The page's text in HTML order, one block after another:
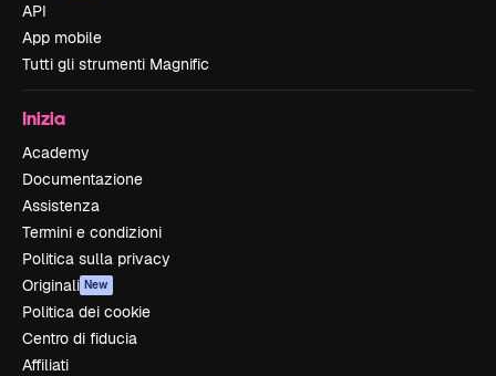
API
App mobile
Tutti gli strumenti Magnific
Inizia
Academy
Documentazione
Assistenza
Termini e condizioni
Politica sulla privacy
Originali New
Politica dei cookie
Centro di fiducia
Affiliati